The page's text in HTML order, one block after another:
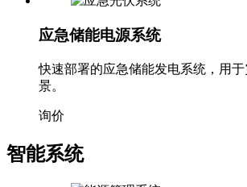
应急储能电源系统
快速部署的应急储能发电系统，用
景。
询价
智能系统